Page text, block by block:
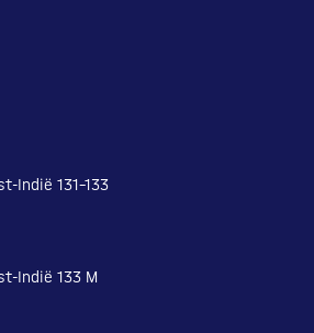
Indië 131-133
Indië 133 M